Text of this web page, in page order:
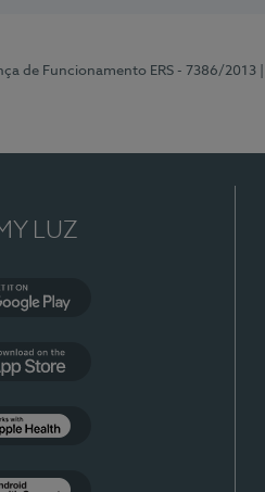
de Funcionamento ERS - 7386/2013
LUZ